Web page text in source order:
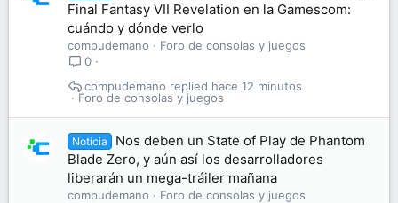
Final Fantasy VII Revelation en la Gamescom:
cuándo y dónde verlo
compudemano
Foro de consolas y juegos
0
Foro de consolas y juegos
hace 12 minutos
compudemano
Noticia
Nos deben un State of Play de Phantom
Blade Zero, y aún así los desarrolladores
liberarán un mega-tráiler mañana
compudemano
Foro de consolas y juegos